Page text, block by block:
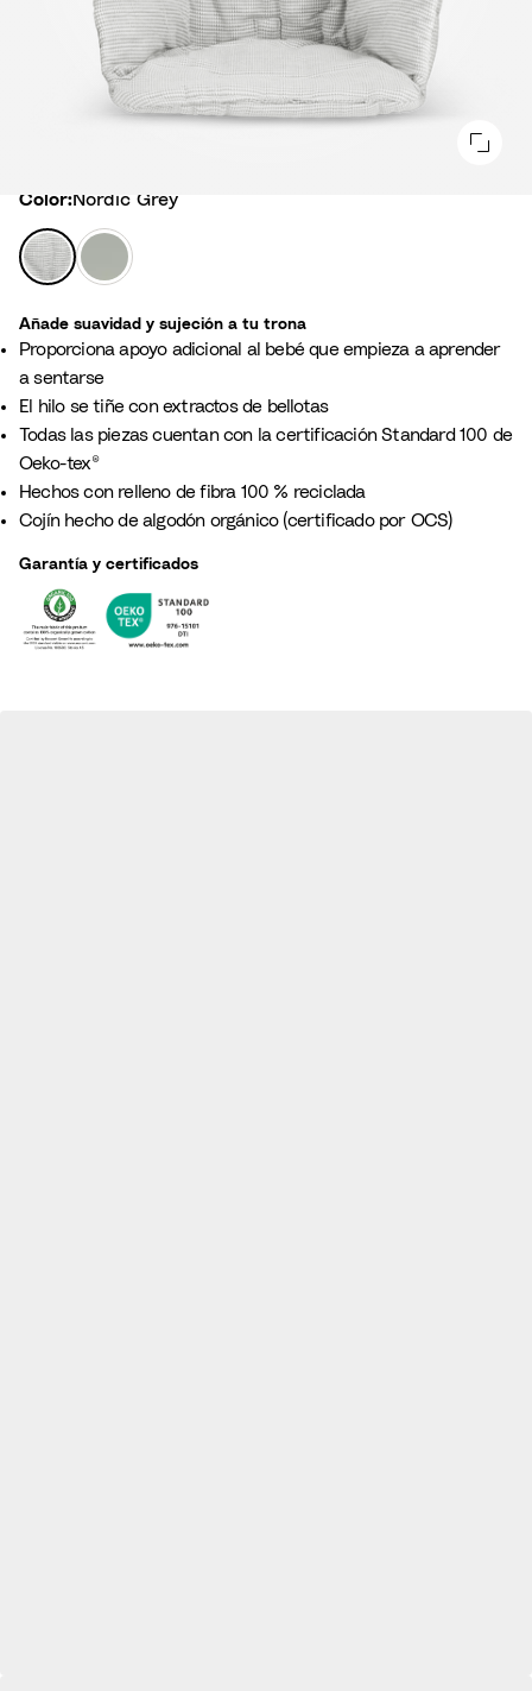
Color
Color:Nordic Grey
N
o
d
i
c
G
r
e
y
V
e
d
e
G
l
a
c
i
a
r
Añade suavidad y sujeción a tu trona
Proporciona apoyo adicional al bebé que empieza a aprender
a sentarse
El hilo se tiñe con extractos de bellotas
Todas las piezas cuentan con la certificación Standard 100 de
Oeko-tex®
Hechos con relleno de fibra 100 % reciclada
Cojín hecho de algodón orgánico (certificado por OCS)
Garantía y certificados